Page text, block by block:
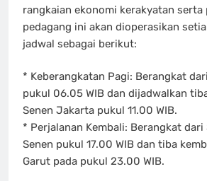
rangkaian ekonomi kerakyatan serta
pedagang ini akan dioperasikan
jadwal sebagai berikut:
* Keberangkatan Pagi: Berangkat
pukul 06.05 WIB dan dijadwalkan
Senen Jakarta pukul 11.00 WIB.
* Perjalanan Kembali: Berangkat
Senen pukul 17.00 WIB dan tiba
Garut pada pukul 23.00 WIB.